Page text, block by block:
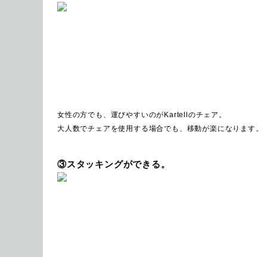
女性の方でも、運びやすいのがKartellのチェア。
大人数でチェアを使用する場合でも、移動が楽になります。
③スタッキングができる。